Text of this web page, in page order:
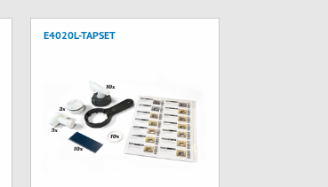
E4020L-TAPSET